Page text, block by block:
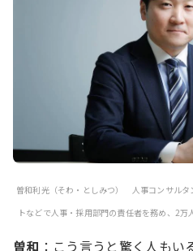
曽和利光（そわ・としみつ）
人事コンサルタ
トなどで人事・採用部門の責任者を務め、2万
曽和 ：こう言うと驚く人も